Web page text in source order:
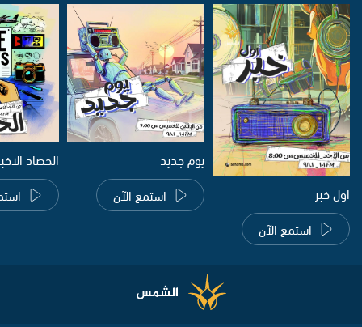
اول خبر
استمع الآن
يوم جديد
استمع الآن
الحصاد